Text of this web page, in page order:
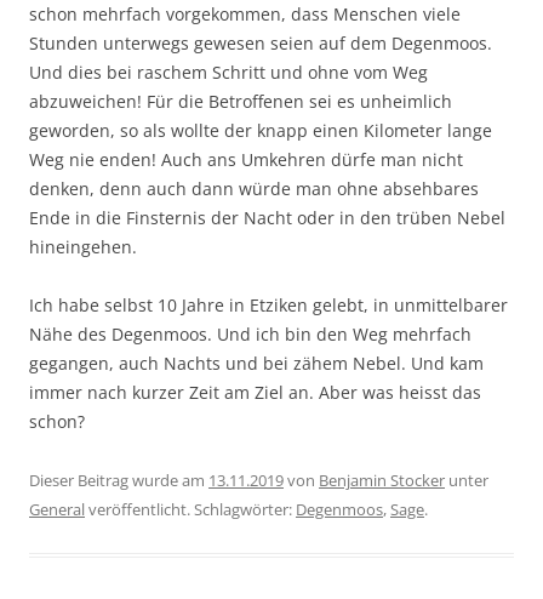
schon mehrfach vorgekommen, dass Menschen viele
Stunden unterwegs gewesen seien auf dem Degenmoos.
Und dies bei raschem Schritt und ohne vom Weg
abzuweichen! Für die Betroffenen sei es unheimlich
geworden, so als wollte der knapp einen Kilometer lange
Weg nie enden! Auch ans Umkehren dürfe man nicht
denken, denn auch dann würde man ohne absehbares
Ende in die Finsternis der Nacht oder in den trüben Nebel
hineingehen.
Ich habe selbst 10 Jahre in Etziken gelebt, in unmittelbarer
Nähe des Degenmoos. Und ich bin den Weg mehrfach
gegangen, auch Nachts und bei zähem Nebel. Und kam
immer nach kurzer Zeit am Ziel an. Aber was heisst das
schon?
Dieser Beitrag wurde am 13.11.2019von Benjamin Stocker unter
Generalveröffentlicht. Schlagwörter: Degenmoos,Sage.